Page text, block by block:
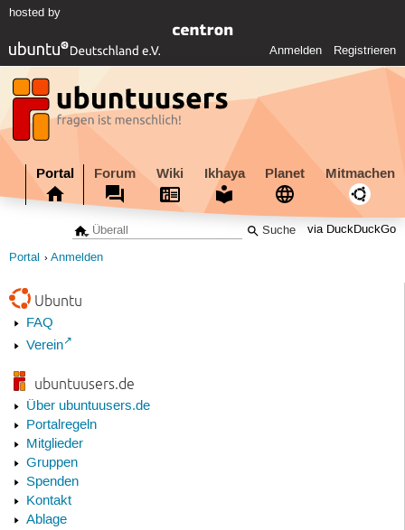
hosted by
Anmelden Registrieren
Portal Forum Wiki Ikhaya Planet Mitmachen
via DuckDuckGo
Portal Anmelden
Ubuntu
FAQ
Verein
ubuntuusers.de
Über ubuntuusers.de
Portalregeln
Mitglieder
Gruppen
Spenden
Kontakt
Ablage